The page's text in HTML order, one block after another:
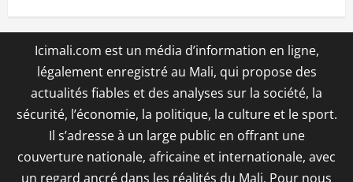
Icimali.com est un média d’information en ligne,
légalement enregistré au Mali, qui propose des
actualités fiables et des analyses sur la société, la
sécurité, l’économie, la politique, la culture et le sport.
Il s’adresse à un large public en offrant une
couverture nationale, africaine et internationale, avec
un regard ancré dans les réalités du Mali. Pour nous